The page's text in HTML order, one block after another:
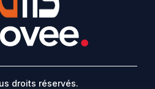
droits réservés.